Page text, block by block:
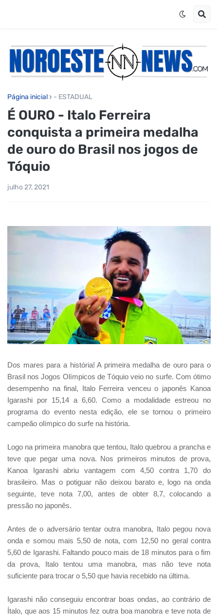
Página inicial - ESTADUAL
É OURO - Italo Ferreira
conquista a primeira medalha
de ouro do Brasil nos jogos de
Tóquio
julho 27, 2021
Dos mares para a história! A primeira medalha de ouro para o
Brasil nos Jogos Olímpicos de Tóquio veio no surfe. Com ótimo
desempenho na final, Italo Ferreira venceu o japonês Kanoa
Igarashi por 15,14 a 6,60. Como a modalidade estreou no
programa do evento nesta edição, ele se tornou o primeiro
campeão olímpico do surfe na história.
Logo na primeira manobra que tentou, Italo quebrou a prancha e
teve que pegar uma nova. Nos primeiros minutos de prova,
Kanoa Igarashi abriu vantagem com 4,50 contra 1,70 do
brasileiro. Mas o potiguar não deixou barato e, logo na onda
seguinte, teve nota 7,00, antes de obter 8,7, colocando a
pressão no japonês.
Antes de o adversário tentar outra manobra, Italo pegou nova
onda e somou mais 5,50 de nota, com 12,50 no geral contra
5,60 de Igarashi. Faltando pouco mais de 18 minutos para o fim
da prova, Italo tentou uma manobra, mas não teve nota
suficiente para trocar o 5,50 que havia recebido na última.
Igarashi não conseguiu encontrar boas ondas, ao contrário de
Ítalo, que aos 15 minutos fez outra boa manobra e teve nota de